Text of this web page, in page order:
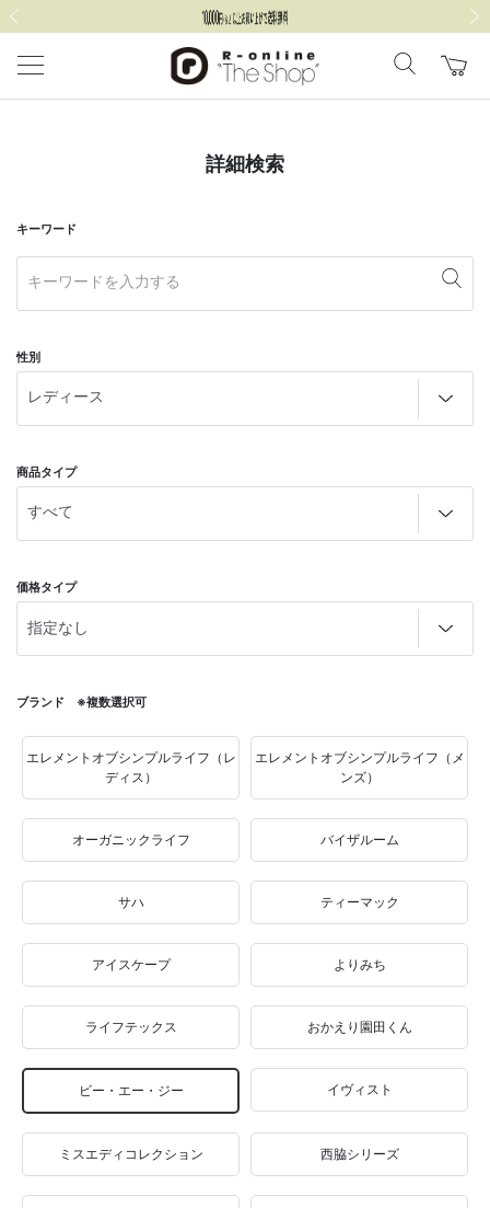
詳細検索
キーワード
性別
商品タイプ
価格タイプ
ブランド ※複数選択可
エレメントオブシンプルライフ（レ
ディス）
エレメントオブシンプルライフ（メ
ンズ）
オーガニックライフ バイザルーム
サハ ティーマック
アイスケープ よりみち
ライフテックス おかえり園田くん
ビー・エー・ジー イヴィスト
ミスエディコレクション 西脇シリーズ